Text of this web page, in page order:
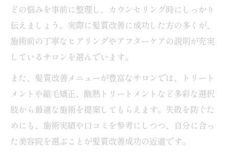
どの悩みを事前に整理し、カウンセリング時にしっかり
伝えましょう。実際に髪質改善に成功した方の多くが、
施術前の丁寧なヒアリングやアフターケアの説明が充実
しているサロンを選んでいます。
また、髪質改善メニューが豊富なサロンでは、トリート
メントや縮毛矯正、酸熱トリートメントなど多彩な選択
肢から最適な施術を提案してもらえます。失敗を防ぐた
めにも、施術実績や口コミを参考にしつつ、自分に合っ
た美容院を選ぶことが髪質改善成功の近道です。